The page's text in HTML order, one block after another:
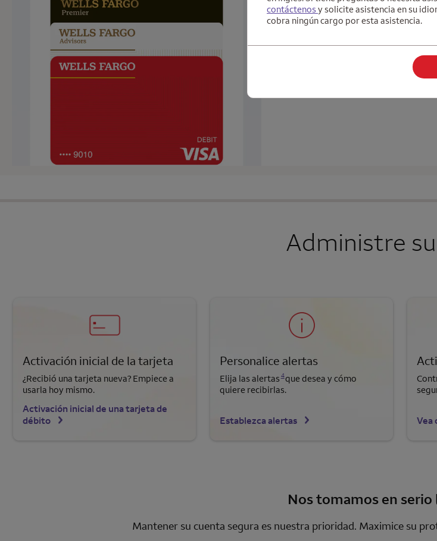
digitales
Administre
Activación inicial de la tarjeta
¿Recibió una tarjeta nueva? Empiece a
usarla hoy mismo.
Activación inicial de una tarjeta de
débito
Personalice alertas
Elija las alertas 4que desea y cómo
quiere recibirlas.
Establezca alertas Vea
Nos tomamos en serio
Mantener su cuenta segura es nuestra prioridad. Maximice su
contáctenosy solicite asistencia en su
cobra ningún cargo por esta asistencia.